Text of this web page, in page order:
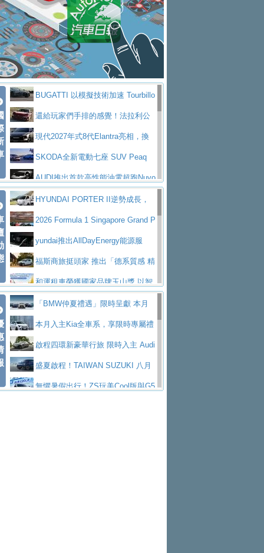
隊表現精彩淨零減碳指標性應用 純電動水泥預
拌車 消防車除了滅火裝備還需要什麼？
一探SITRAK “準” 消防車的究竟
大益金龍初試啼聲，汽柴油5噸貨車
不是對手正宗年鑑2025年全球自動車年鑑1月
下旬問世！2024第六屆ISUZU運轉職人挑戰賽
首度前進南台灣熱烈開戰
豪華電能休旅新星 Audi Q4 Sportba
ck 55 e-tron S lineScania Taiwan 逆風而行，加深力
道投資布局
日】 Skoda 發表全新 Peaq 內裝：七人
座純電旗艦 SUV，行李廂最大可達 935 公
升
全新純電 Mercedes-Benz C 400 4
MATIC Electric 登場
奢華與科技大躍進，MAZDA全新3
代CX-5全方位進化提前亮相並展開預售94.9
萬起
馬自達公布 2027 年式 MX-5 更
新，新增 Yakudo 特別版
Skoda Peaq 發表全新電動動力系
統 最長續航逾 640 公里、支援雙向供電
BMW M2 首度導入 xDrive 四驅，
美國與瑞士需求成關鍵推手
The all-new T-Roc 魅力 自成焦點
Maserati GT2 Stradale「Tribute to
MC12」全球首度亮相
迎接 RANGE ROVER 品牌家族第
五位成員 全新 RANGE ROVER GT 預告登
場
造型華麗時尚、科技座艙再進化，P
eugeot 208小改款發表上市94.8萬起
突然滿天都是小星星！ 台灣賓士突
襲式宣告全新 GLB 第四季上市即日起接單1
98萬起
台灣僅此一台 ! ROYAL ENFIELD
SHOTGUN 650 x ROUGH CRAFTS 限量特
仕版29日開放搶購
BUGATTI 以模擬技術加速 Tourbillo
n 動態開發還給玩家們手排的感覺！法拉利公
布12Cilidri Manaule手排超跑產品細節
現代2027年式8代Elantra亮相，換
裝更銳利的造型、更先進的資訊娛樂系統及
更高效的動力
SKODA全新電動七座 SUV Peaq
問世，擁有品牌史上最寬敞且豪華的座艙
AUDI推出首款高性能油電超跑Nuvo
lari，0到100公里加速2.6秒、極速350公里
／小時
百年三叉戟傳奇再啟程 Maserati 重
返 1000 Miglia 傳承競速榮耀
法拉利首款純電跑車Luce亮相，最
大馬力超過1000匹並具備530公里最大續航
里程
小車大空間、座艙科技更先進，SK
ODA發表全新純電跨界休旅Eipq祭平民化車
價89萬起
賓士AMG.EA專屬平台首作，Merc
edes-AMG 全新GT 4-Door Coupe全球首發
福斯推出首款GTI純電性能掀背ID.
Polo GTI，擁有226匹馬力和零百加速 6.8
秒的實力
Jaguar 公布四門 GT車款正式車名
為JAGUAR TYPE 01
終於跟上進度，LEXUS發表首款三
排六座純電旗艦休旅 TZ
有錢也買不到的Golf R！福斯打造
全新Golf R 24h賽車將挑戰紐柏林24小時耐
久賽
SKODA公布全新小型純電跨界休旅
Epiq內裝設計，預計5月19日全球首發
福斯全新 ID. Polo 起跳價約台幣94
HYUNDAI PORTER II逆勢成長，
勇奪中型貨車銷售冠軍
2026 Formula 1 Singapore Grand P
rix 新加坡大獎賽 Audi 極速之旅開放報名
yundai推出AllDayEnergy能源服
務 讓電動車化身行動儲能系統
福斯商旅挺頭家 推出「德系質感 精
算圓夢」專案和運租車榮獲國家品牌玉山獎 以智
慧移動與綠能創新父親節霸氣獻禮！PGO 威力125 最
低入手價 $60,900 起 省油ｘ安全ｘ大空間
陪爸爸輕鬆
Toyota歐洲純電車銷量翻倍 2026
上半年成長113％
NISSAN X-TRAIL 上市首月銷量
躋身同級前3名Subaru推動燃油、油電與純電車混
線生產 以彈性製造應對市場變化
XFORCE攜手臺南祀典大天后宮 試
「BMW仲夏禮遇」限時呈獻 本月
入主即享尊榮豪華五星假期 多元優購方案
同步實施
本月入主Kia全車系，享限時專屬禮
遇 啟程四環新豪華行旅 限時入主 Audi
A6 旗艦陣容 低月付5,888元起及3 年乙式險
購置金
盛夏啟程！TAIWAN SUZUKI 八月
禮遇全面升級無懼暑假出行！ZS玩美Cool版與G5